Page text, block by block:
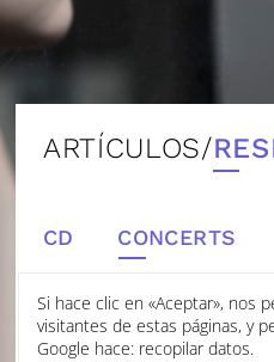
ARTÍCULOS/
CD CONCERTS
KING'S HALL WITH
Si hace clic en «Aceptar», nos
visitantes de estas páginas, y
Google hace: recopilar datos.